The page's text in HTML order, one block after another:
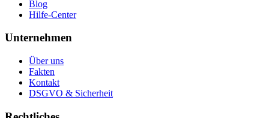
Blog
Hilfe-Center
Unternehmen
Über uns
Fakten
Kontakt
DSGVO & Sicherheit